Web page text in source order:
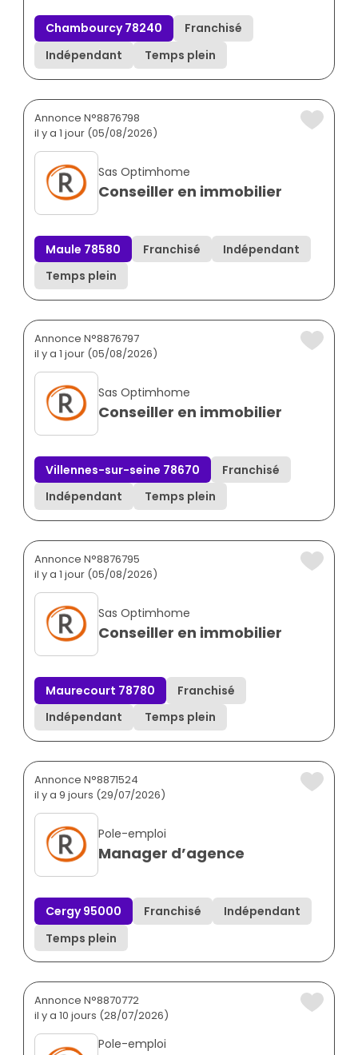
Chambourcy 78240
Franchisé
Indépendant
Temps plein
Annonce N°8876798
il y a 1 jour (05/08/2026)
Sas Optimhome
Conseiller en immobilier
Maule 78580 Franchisé
Indépendant
Temps plein
Annonce N°8876797
il y a 1 jour (05/08/2026)
Sas Optimhome
Conseiller en immobilier
Villennes-sur-seine 78670
Franchisé
Indépendant
Temps plein
Annonce N°8876795
il y a 1 jour (05/08/2026)
Sas Optimhome
Conseiller en immobilier
Maurecourt 78780
Franchisé
Indépendant
Temps plein
Annonce N°8871524
il y a 9 jours (29/07/2026)
Pole-emploi
Manager d’agence
Cergy 95000 Franchisé
Indépendant
Temps plein
Annonce N°8870772
il y a 10 jours (28/07/2026)
Pole-emploi